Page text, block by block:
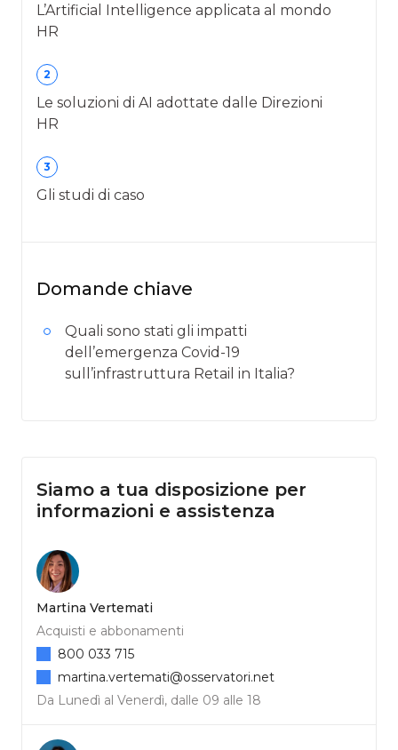
L’Artificial Intelligence applicata al mondo
HR
2
Le soluzioni di AI adottate dalle Direzioni
HR
3
Gli studi di caso
Domande chiave
Quali sono stati gli impatti
dell’emergenza Covid-19
sull’infrastruttura Retail in Italia?
Siamo a tua disposizione per
informazioni e assistenza
Martina Vertemati
Acquisti e abbonamenti
Da Lunedì al Venerdì, dalle 09 alle 18
800 033 715
martina.vertemati@osservatori.net